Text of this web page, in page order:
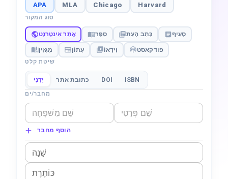
APA MLA Chicago Harvard
סוג המקור
אֲתַר אִינטֶרנֶט סֵפֶר כְּתַב הָעֵת סָעִיף
מָגָזִין עִתוֹן וִידֵאוֹ פודקאסט
שיטת קלט
יָדָנִי כתובת אתר DOI ISBN
מחבר/ים
הוסף מחבר
שָׁנָה
כּוֹתֶרֶת